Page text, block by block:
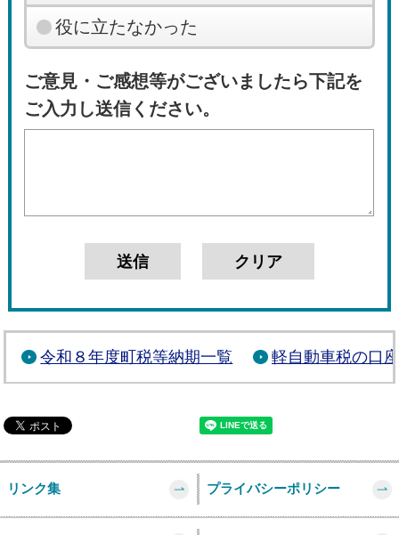
役に立たなかった
ご意見・ご感想等がございましたら下記を
ご入力し送信ください。
令和８年度町税等納期一覧 軽自動車税の口
リンク集 プライバシーポリシー